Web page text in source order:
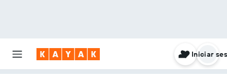
Iniciar